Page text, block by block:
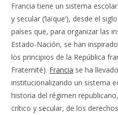
Francia tiene un sistema
y secular (‘laïque’), desde el
países que, para organizar las
Estado-Nación, se han
los principios de la República
Fraternité). Francia se ha
institucionalizando un sistema
historia del régimen
crítico y secular, de los